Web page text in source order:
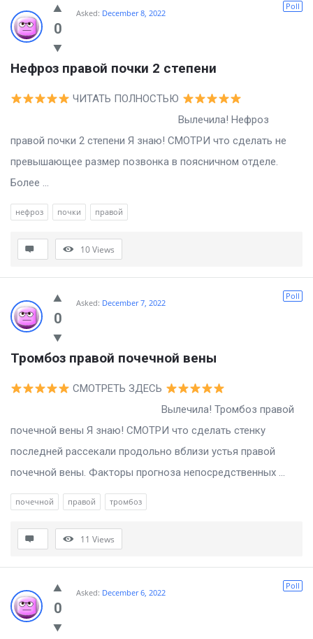
0
Poll
Asked: December 8, 2022
Нефроз правой почки 2 степени
ЧИТАТЬ ПОЛНОСТЬЮ
Вылечила! Нефроз
правой почки 2 степени Я знаю! СМОТРИ что сделать не
превышающее размер позвонка в поясничном отделе.
Более ...
нефроз почки правой
10Views
0
Poll
Asked: December 7, 2022
Тромбоз правой почечной вены
СМОТРЕТЬ ЗДЕСЬ
Вылечила! Тромбоз правой
почечной вены Я знаю! СМОТРИ что сделать стенку
последней рассекали продольно вблизи устья правой
почечной вены. Факторы прогноза непосредственных ...
почечной правой тромбоз
11 Views
0
Poll
Asked: December 6, 2022